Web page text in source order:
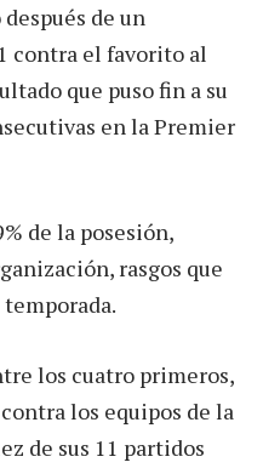
de un
contra el favorito al
que puso fin a su
en la Premier
de la posesión,
rasgos que
los cuatro primeros,
los equipos de la
de sus 11 partidos